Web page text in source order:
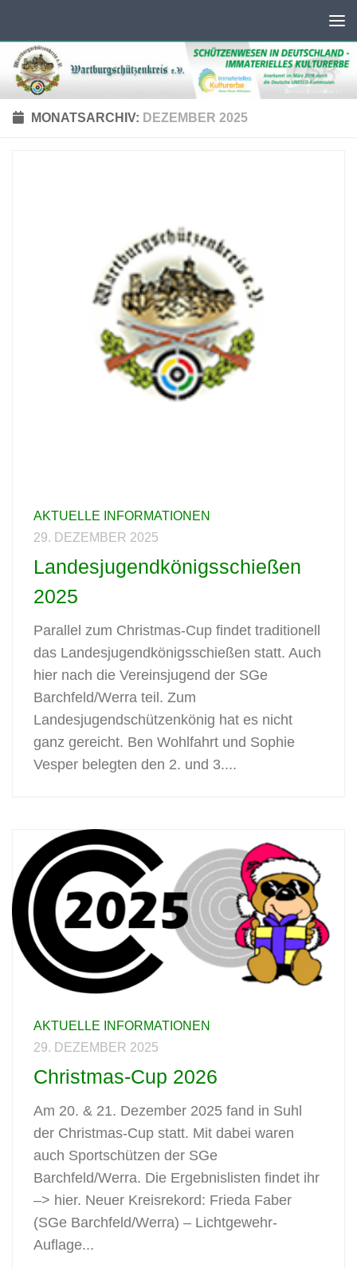
MONATSARCHIV: DEZEMBER 2025
AKTUELLE INFORMATIONEN
29. DEZEMBER 2025
Landesjugendkönigsschießen
2025
Parallel zum Christmas-Cup findet traditionell
das Landesjugendkönigsschießen statt. Auch
hier nach die Vereinsjugend der SGe
Barchfeld/Werra teil. Zum
Landesjugendschützenkönig hat es nicht
ganz gereicht. Ben Wohlfahrt und Sophie
Vesper belegten den 2. und 3....
AKTUELLE INFORMATIONEN
29. DEZEMBER 2025
Christmas-Cup 2026
Am 20. & 21. Dezember 2025 fand in Suhl
der Christmas-Cup statt. Mit dabei waren
auch Sportschützen der SGe
Barchfeld/Werra. Die Ergebnislisten findet ihr
–> hier. Neuer Kreisrekord: Frieda Faber
(SGe Barchfeld/Werra) – Lichtgewehr-
Auflage...